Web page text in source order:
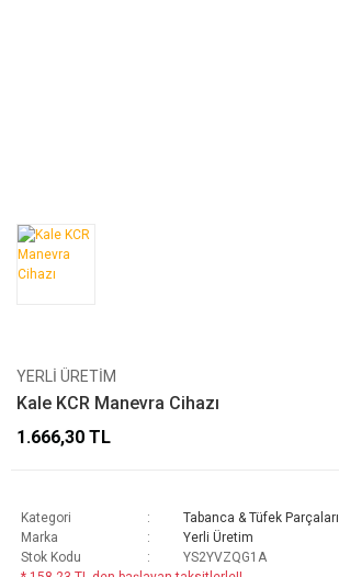
YERLI ÜRETIM
Kale KCR Manevra Cihazı
1.666,30 TL
Kategori
Tabanca & Tüfek Parçaları
Marka
Yerli Üretim
Stok Kodu
YS2YVZQG1A